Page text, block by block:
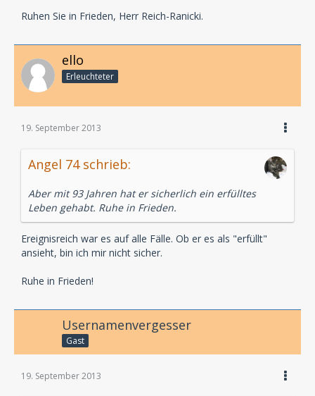
Ruhen Sie in Frieden, Herr Reich-Ranicki.
ello
Erleuchteter
19. September 2013
Angel 74 schrieb:
Aber mit 93 Jahren hat er sicherlich ein erfülltes
Leben gehabt. Ruhe in Frieden.
Ereignisreich war es auf alle Fälle. Ob er es als "erfüllt"
ansieht, bin ich mir nicht sicher.
Ruhe in Frieden!
Usernamenvergesser
Gast
19. September 2013